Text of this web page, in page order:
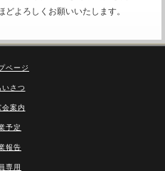
よろしくお願いいたします。
ページ
いさつ
会案内
予定
報告
専用